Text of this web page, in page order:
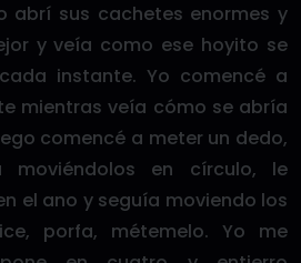
abrí sus cachetes enormes y
y veía como ese hoyito se
instante. Yo comencé a
mientras veía cómo se abría
comencé a meter un dedo,
moviéndolos en círculo, le
el ano y seguía moviendo los
porfa, métemelo. Yo me